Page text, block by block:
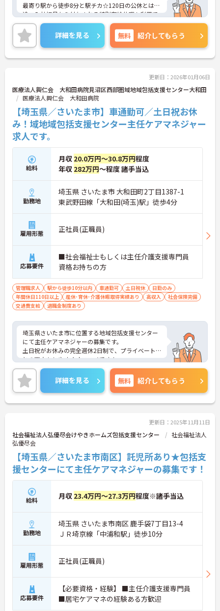
最寄り駅から徒歩8分と駅チカ☆120日の公休とは別
途、入社初月から付与される特別有給休暇も利用で
きるため、プライベートの時間をたっぷり楽しめま
す！
ご興味のある方には、面接対策ポイントなど、さら
に詳細をお話いたしますので、お気軽にご相談くだ
さい。
詳細を見る 無料 紹介してもらう
更新日：2026年01月06日
医療法人興仁会 大和田病院見沼区西部圏域地域包括支援センター大和田
医療法人興仁会 大和田病院
【埼玉県／さいたま市】車通勤可／土日祝お休
み！域地域包括支援センター主任ケアマネジャー
求人です。
給料
月収 20.0万円～30.8万円程度
年収 282万円～程度 諸手当込
勤務地
埼玉県 さいたま市 大和田町2丁目1387-1
東武野田線「大和田(埼玉)駅」徒歩4分
雇用形態 正社員(正職員)
応募要件
■社会福祉士もしくは主任介護支援専門員
資格お持ちの方
管理職求人 駅から徒歩10分以内 車通勤可 土日祝休
日勤のみ
年間休日110日以上
産休･育休･介護休暇取得実績あり 高収入
社会保険完備
交通費支給
退職金制度あり
埼玉県さいたま市に位置する地域包括支援センター
にて主任ケアマネジャーの募集です。
土日祝がお休みの完全週休2日制で、プライベート
との両立もしやすくオススメです！
また子育て世の方で今はフルタイム勤務が出来ない
が、将来的にフルタイムで働きたい方もご相談が可
能です！
ご興味のある方には、面接対策ポイントなど、さら
に詳細をお話しいたしますので、お気軽にご相談く
詳細を見る 無料 紹介してもらう
更新日：2025年11月11日
社会福祉法人弘優尽会けやきホームズ包括支援センター
社会福祉法人
弘優尽会
【埼玉県／さいたま市南区】託児所あり★包括支
援センターにて主任ケアマネジャーの募集です！
給料 月収 23.4万円～27.3万円程度※諸手当込
勤務地
埼玉県 さいたま市南区 鹿手袋7丁目13-4
ＪＲ埼京線「中浦和駅」徒歩10分
雇用形態 正社員(正職員)
応募要件
【必要資格・経験】 ■主任介護支援専門員
■居宅ケアマネの経験ある方歓迎